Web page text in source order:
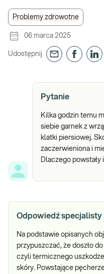
Problemy zdrowotne
06 marca 2025
Udostępnij
Pytanie
Kilka godzin temu
siebie garnek z
klatki piersiowej.
zaczerwieniona i
Dlaczego powstały
Odpowiedź specjalisty
Na podstawie opisanych
przypuszczać, że doszło
czyli termicznego
skóry. Powstające